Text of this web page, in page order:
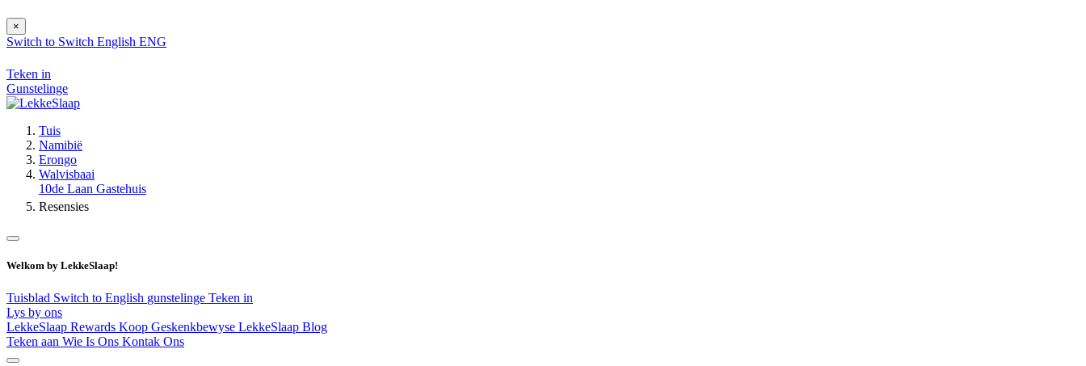
×
Switch to Switch English ENG
Teken in
Gunstelinge
Tuis
Namibië
Erongo
Walvisbaai
10de Laan Gastehuis
Resensies
Welkom by LekkeSlaap!
Tuisblad Switch to English gunstelinge Teken in
Lys by ons
LekkeSlaap Rewards Koop Geskenkbewyse LekkeSlaap Blog
Teken aan Wie Is Ons Kontak Ons